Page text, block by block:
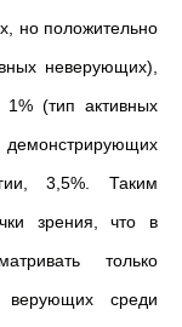
но положительно
неверующих),
(тип активных
3,5%. Таким
зрения, что в
только
верующих среди